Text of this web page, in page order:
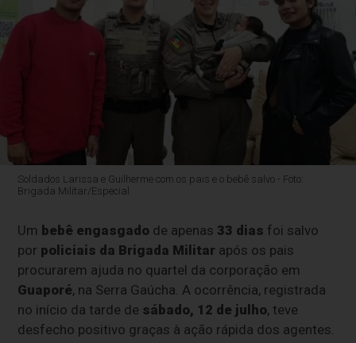
Soldados Larissa e Guilherme com os pais e o bebê salvo - Foto:
Brigada Militar/Especial
Um bebê engasgado de apenas 33 dias foi salvo
por policiais da Brigada Militar após os pais
procurarem ajuda no quartel da corporação em
Guaporé, na Serra Gaúcha. A ocorrência, registrada
no início da tarde de sábado, 12 de julho, teve
desfecho positivo graças à ação rápida dos agentes.